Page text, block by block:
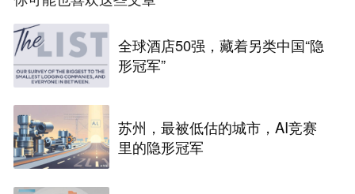
全球酒店50强，藏着另类中国“隐
形冠军”
苏州，最被低估的城市，AI竞赛
里的隐形冠军